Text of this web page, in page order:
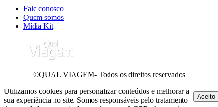
Fale conosco
Quem somos
Mídia Kit
©QUAL VIAGEM- Todos os direitos reservados
Utilizamos cookies para personalizar conteúdos e melhorar a
sua experiência no site. Somos responsáveis pelo tratamento
Aceito